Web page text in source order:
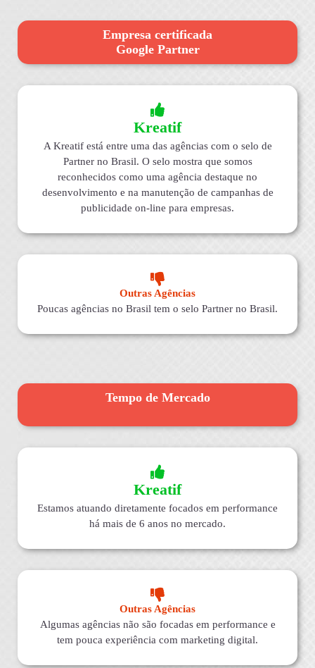
Empresa certificada
Google Partner
Kreatif
A Kreatif está entre uma das agências com o selo de
Partner no Brasil. O selo mostra que somos
reconhecidos como uma agência destaque no
desenvolvimento e na manutenção de campanhas de
publicidade on-line para empresas.
Outras Agências
Poucas agências no Brasil tem o selo Partner no Brasil.
Tempo de Mercado
Kreatif
Estamos atuando diretamente focados em performance
há mais de 6 anos no mercado.
Outras Agências
Algumas agências não são focadas em performance e
tem pouca experiência com marketing digital.